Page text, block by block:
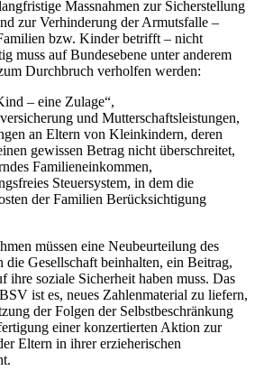
Massnahmen zur Sicherstellung
zur Verhinderung der Armutsfalle –
bzw. Kinder betrifft – nicht
muss auf Bundesebene unter anderem
Durchbruch verholfen werden:
– eine Zulage“,
und Mutterschaftsleistungen,
an Eltern von Kleinkindern, deren
gewissen Betrag nicht überschreitet,
Familieneinkommen,
Steuersystem, in dem die
der Familien Berücksichtigung
müssen eine Neubeurteilung des
die Gesellschaft beinhalten, ein Beitrag,
ihre soziale Sicherheit haben muss. Das
ist es, neues Zahlenmaterial zu liefern,
der Folgen der Selbstbeschränkung
einer konzertierten Aktion zur
Eltern in ihrer erzieherischen